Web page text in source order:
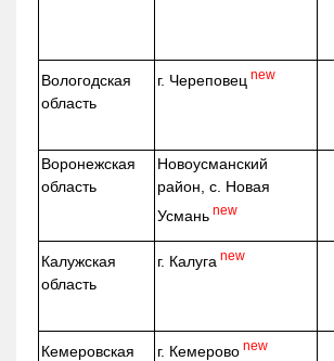
Вологодская
область
г. Череповец new
Воронежская
область
Новоусманский
район, с. Новая
Усмань new
Калужская
область
г. Калуга new
Кемеровская
г. Кемерово new